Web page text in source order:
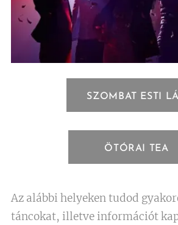
SZOMBAT ESTI
ÖTÓRAI TEA
Az alábbi helyeken tudod
táncokat, illetve információt